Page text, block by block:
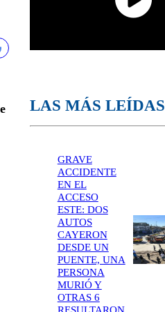
LAS MÁS LEÍDAS
GRAVE
ACCIDENTE
EN EL
ACCESO
ESTE: DOS
AUTOS
CAYERON
DESDE UN
PUENTE, UNA
PERSONA
MURIÓ Y
OTRAS 6
RESULTARON